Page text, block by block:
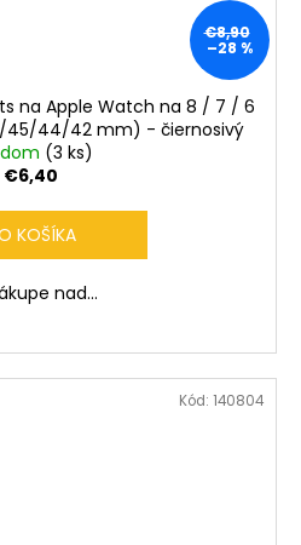
€8,90
–28 %
na Apple Watch na 8 / 7 / 6
45/44/42 mm) - čiernosivý
(3 ks)
€6,40
KOŠÍKA
nad...
Kód: 140804